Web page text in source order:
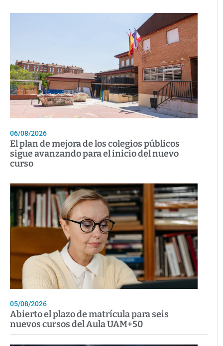
06/08/2026
El plan de mejora de los colegios públicos
sigue avanzando para el inicio del nuevo
curso
05/08/2026
Abierto el plazo de matrícula para seis
nuevos cursos del Aula UAM+50